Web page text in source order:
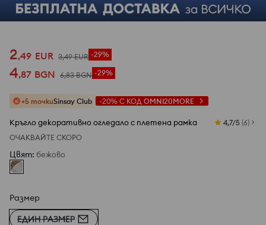
2,49 EUR 3,49 EUR -29%
4,87 BGN 6,83 BGN -29%
+5 точкиSinsay Club -20% С КОД OMNI20MORE
Кръгло декоративно огледало с плетена рамка 4,7/5 (6)
ОЧАКВАЙТЕ СКОРО
Цвят: бежово
Размер
ЕДИН РАЗМЕР